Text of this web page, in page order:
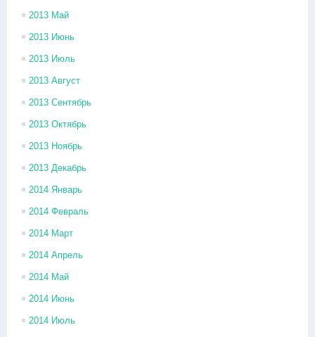
2013 Май
2013 Июнь
2013 Июль
2013 Август
2013 Сентябрь
2013 Октябрь
2013 Ноябрь
2013 Декабрь
2014 Январь
2014 Февраль
2014 Март
2014 Апрель
2014 Май
2014 Июнь
2014 Июль